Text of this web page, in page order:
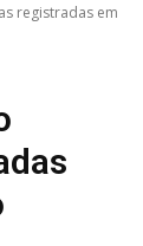
registradas em